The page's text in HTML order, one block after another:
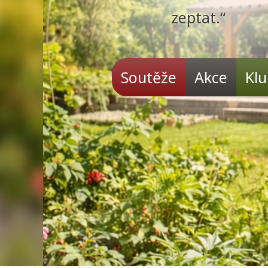
zeptat.“
Soutěže Akce